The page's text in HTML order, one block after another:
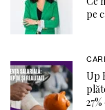
pe
Up